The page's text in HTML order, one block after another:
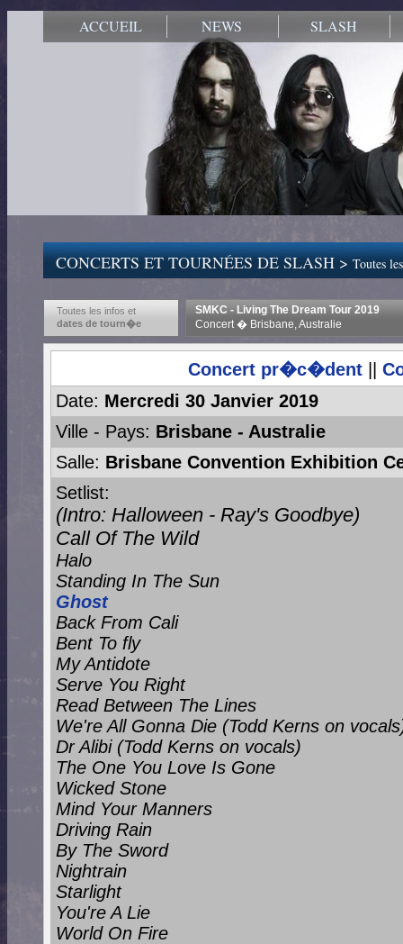
ACCUEIL NEWS SLASH
CONCERTS ET TOURNÉES DE SLASH >Toutes
Toutes les infos et
dates de tourn�e
SMKC - Living The Dream Tour 2019
Concert � Brisbane, Australie
Concert pr�c�dent ||
Date: Mercredi 30 Janvier 2019
Ville - Pays: Brisbane - Australie
Salle: Brisbane Convention Exhibition
Setlist:
(Intro: Halloween - Ray's Goodbye)
Call Of The Wild
Halo
Standing In The Sun
Ghost
Back From Cali
Bent To fly
My Antidote
Serve You Right
Read Between The Lines
We're All Gonna Die (Todd Kerns on
Dr Alibi (Todd Kerns on vocals)
The One You Love Is Gone
Wicked Stone
Mind Your Manners
Driving Rain
By The Sword
Nightrain
Starlight
You're A Lie
World On Fire